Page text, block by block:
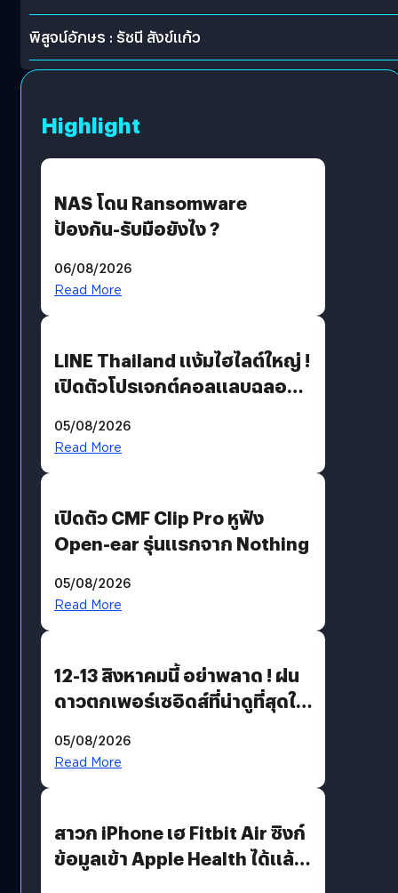
พิสูจน์อักษร : รัชนี สังข์แก้ว
Highlight
NAS โดน Ransomware
ป้องกัน-รับมือยังไง ?
06/08/2026
Read More
LINE Thailand แง้มไฮไลต์ใหญ่ !
เปิดตัวโปรเจกต์คอลแลบฉลอง
Moon x LINE FRIENDS
05/08/2026
Read More
เปิดตัว CMF Clip Pro หูฟัง
Open-ear รุ่นแรกจาก Nothing
05/08/2026
Read More
12-13 สิงหาคมนี้ อย่าพลาด ! ฝน
ดาวตกเพอร์เซอิดส์ที่น่าดูที่สุดใน
05/08/2026
Read More
สาวก iPhone เฮ Fitbit Air ซิงก์
ข้อมูลเข้า Apple Health ได้แล้ว